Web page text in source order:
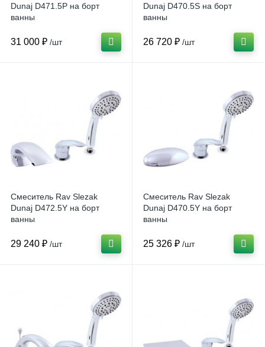
Dunaj D471.5P на борт
ванны
31 000 ₽ /шт
Dunaj D470.5S на борт
ванны
26 720 ₽ /шт
Смеситель Rav Slezak
Dunaj D472.5Y на борт
ванны
29 240 ₽ /шт
Смеситель Rav Slezak
Dunaj D470.5Y на борт
ванны
25 326 ₽ /шт